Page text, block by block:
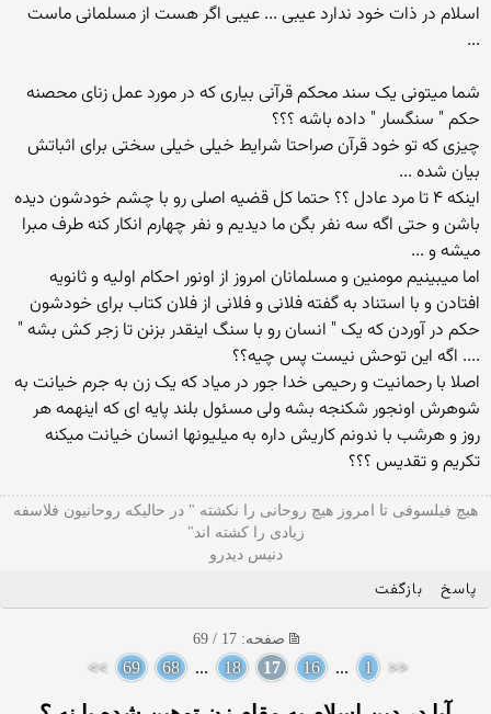
اسلام در ذات خود ندارد عیبی ... عیبی اگر هست از مسلمانی ماست
...
شما میتونی یک سند محکم قرآنی بیاری که در مورد عمل زنای محصنه
حکم " سنگسار " داده باشه ؟؟؟
چیزی که تو خود قرآن صراحتا شرایط خیلی خیلی سختی برای اثباتش
بیان شده ...
اینکه ۴ تا مرد عادل ؟؟ حتما کل قضیه اصلی رو با چشم خودشون دیده
باشن و حتی اگه سه نفر بگن ما دیدیم و نفر چهارم انکار کنه طرف مبرا
میشه و ...
اما میبینیم مومنین و مسلمانان امروز از اونور احکام اولیه و ثانویه
افتادن و با استناد به گفته فلانی و فلانی از فلان کتاب برای خودشون
حکم در آوردن که یک " انسان رو با سنگ اینقدر بزنن تا زجر کش بشه "
.... اگه این توحش نیست پس چیه؟؟
اصلا با رحمانیت و رحیمی خدا جور در میاد که یک زن به جرم خیانت به
شوهرش اونجور شکنجه بشه ولی مسئول بلند پایه ای که اینهمه هر
روز و هرشب با ندونم کاریش داره به میلیونها انسان خیانت میکنه
تکریم و تقدیس ؟؟؟
هیچ فیلسوفی تا امروز هیچ روحانی را نکشته " در حالیکه روحانیون فلاسفه
زیادی را کشته اند"
دنیس دیدرو
پاسخ بازگفت
صفحه: 17 / 69
<<
1
...
16
17
18
...
68
69
>>